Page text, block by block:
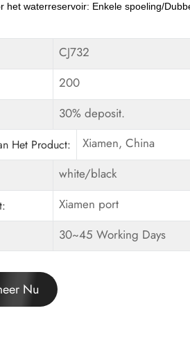
het waterreservoir: Enkele spoeling/
CJ732
200
30% deposit.
Het Product: Xiamen, China
white/black
Xiamen port
30~45 Working Days
Nu